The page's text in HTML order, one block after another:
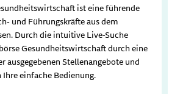
ist eine führende
und Führungskräfte aus dem
Durch die intuitive Live-Suche
Gesundheitswirtschaft durch eine
ausgegebenen Stellenangebote und
einfache Bedienung.